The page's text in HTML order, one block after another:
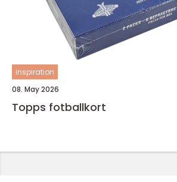
inspiration
08. May 2026
Topps fotballkort